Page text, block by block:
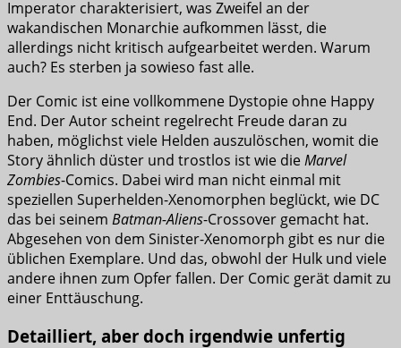
Imperator charakterisiert, was Zweifel an der
wakandischen Monarchie aufkommen lässt, die
allerdings nicht kritisch aufgearbeitet werden. Warum
auch? Es sterben ja sowieso fast alle.
Der Comic ist eine vollkommene Dystopie ohne Happy
End. Der Autor scheint regelrecht Freude daran zu
haben, möglichst viele Helden auszulöschen, womit die
Story ähnlich düster und trostlos ist wie dieMarvel
Zombies-Comics. Dabei wird man nicht einmal mit
speziellen Superhelden-Xenomorphen beglückt, wie DC
das bei seinem Batman-Aliens-Crossover gemacht hat.
Abgesehen von dem Sinister-Xenomorph gibt es nur die
üblichen Exemplare. Und das, obwohl der Hulk und viele
andere ihnen zum Opfer fallen. Der Comic gerät damit zu
einer Enttäuschung.
Detailliert, aber doch irgendwie unfertig